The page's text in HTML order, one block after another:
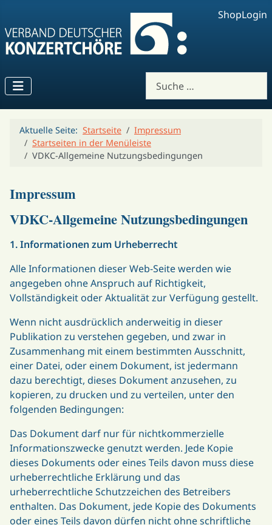
ShopLogin
Aktuelle Seite: Startseite
Impressum
Startseiten in der Menüleiste
VDKC-Allgemeine Nutzungsbedingungen
Impressum
VDKC-Allgemeine Nutzungsbedingungen
1. Informationen zum Urheberrecht
Alle Informationen dieser Web-Seite werden wie
angegeben ohne Anspruch auf Richtigkeit,
Vollständigkeit oder Aktualität zur Verfügung gestellt.
Wenn nicht ausdrücklich anderweitig in dieser
Publikation zu verstehen gegeben, und zwar in
Zusammenhang mit einem bestimmten Ausschnitt,
einer Datei, oder einem Dokument, ist jedermann
dazu berechtigt, dieses Dokument anzusehen, zu
kopieren, zu drucken und zu verteilen, unter den
folgenden Bedingungen:
Das Dokument darf nur für nichtkommerzielle
Informationszwecke genutzt werden. Jede Kopie
dieses Dokuments oder eines Teils davon muss diese
urheberrechtliche Erklärung und das
urheberrechtliche Schutzzeichen des Betreibers
enthalten. Das Dokument, jede Kopie des Dokuments
oder eines Teils davon dürfen nicht ohne schriftliche